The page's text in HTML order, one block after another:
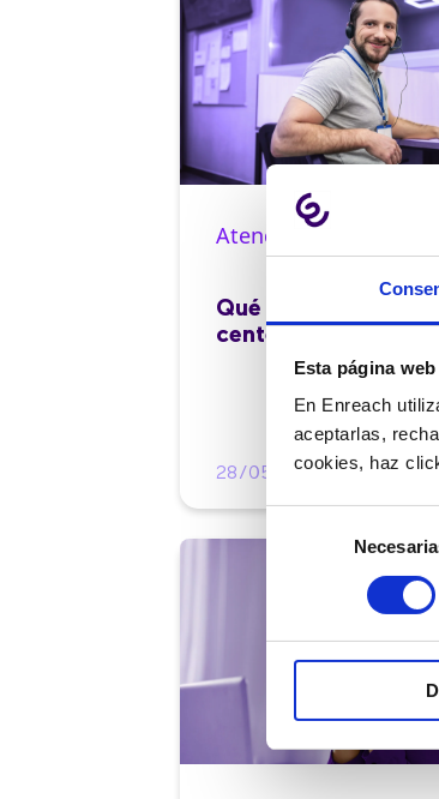
Esta página
En Enreach
aceptarlas,
cookies, haz
consentimiento
Atención al cliente |
Qué es el FCR en
center y cómo
28/05/2026